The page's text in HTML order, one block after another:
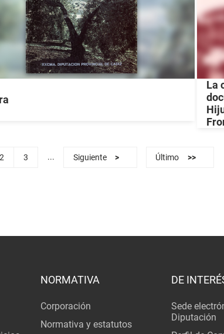
La
2 3 ... Siguiente > Último >>
NORMATIVA
Corporación
Normativa y estatutos
DE
Sede
Diputación